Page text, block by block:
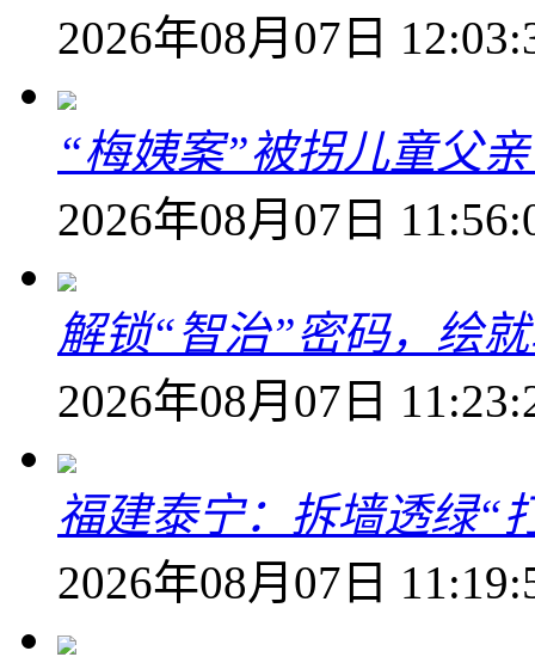
2026年08月07日
“梅姨案”被拐儿童父
2026年08月07日
解锁“智治”密码，绘
2026年08月07日
福建泰宁：拆墙透绿“
2026年08月07日